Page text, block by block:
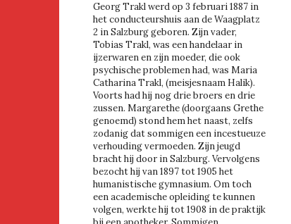
Georg Trakl werd op 3 februari 1887 in
het conducteurshuis aan de Waagplatz
2 in Salzburg geboren. Zijn vader,
Tobias Trakl, was een handelaar in
ijzerwaren en zijn moeder, die ook
psychische problemen had, was Maria
Catharina Trakl, (meisjesnaam Halik).
Voorts had hij nog drie broers en drie
zussen. Margarethe (doorgaans Grethe
genoemd) stond hem het naast, zelfs
zodanig dat sommigen een incestueuze
verhouding vermoeden. Zijn jeugd
bracht hij door in Salzburg. Vervolgens
bezocht hij van 1897 tot 1905 het
humanistische gymnasium. Om toch
een academische opleiding te kunnen
volgen, werkte hij tot 1908 in de praktijk